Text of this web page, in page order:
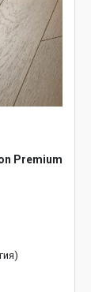
Premium